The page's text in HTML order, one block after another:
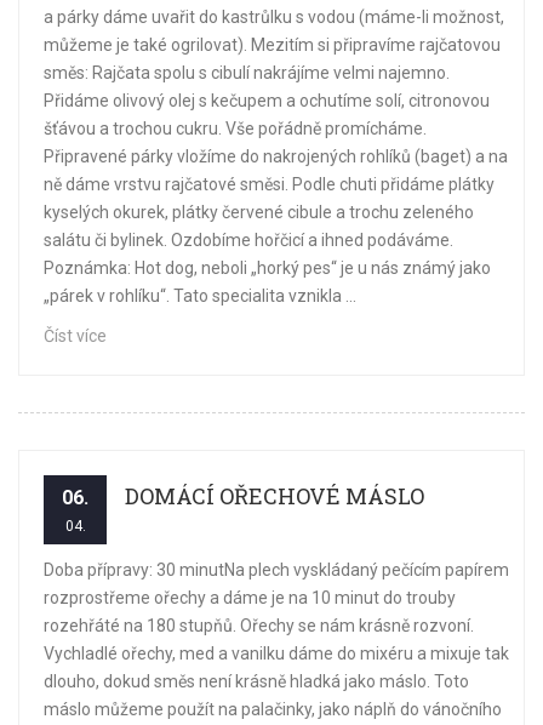
a párky dáme uvařit do kastrůlku s vodou (máme-li možnost,
můžeme je také ogrilovat). Mezitím si připravíme rajčatovou
směs: Rajčata spolu s cibulí nakrájíme velmi najemno.
Přidáme olivový olej s kečupem a ochutíme solí, citronovou
šťávou a trochou cukru. Vše pořádně promícháme.
Připravené párky vložíme do nakrojených rohlíků (baget) a na
ně dáme vrstvu rajčatové směsi. Podle chuti přidáme plátky
kyselých okurek, plátky červené cibule a trochu zeleného
salátu či bylinek. Ozdobíme hořčicí a ihned podáváme.
Poznámka: Hot dog, neboli „horký pes“ je u nás známý jako
„párek v rohlíku“. Tato specialita vznikla ...
Číst více
06.
04.
DOMÁCÍ OŘECHOVÉ MÁSLO
Doba přípravy: 30 minutNa plech vyskládaný pečícím papírem
rozprostřeme ořechy a dáme je na 10 minut do trouby
rozehřáté na 180 stupňů. Ořechy se nám krásně rozvoní.
Vychladlé ořechy, med a vanilku dáme do mixéru a mixuje tak
dlouho, dokud směs není krásně hladká jako máslo. Toto
máslo můžeme použít na palačinky, jako náplň do vánočního